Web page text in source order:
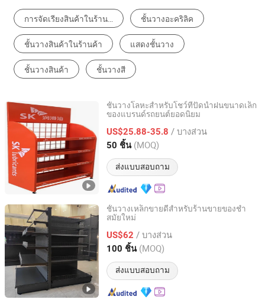
ชั้นวางสินค้าในซูเปอร์มาร์เก็ต ชั้นวางสำหรับโชว์สินค้า
ขาตั้งแบนเนอร์ ชั้นวางของในครัว
ชั้นวางของติดผนัง
ชั้นวางโลหะสำหรับโชว์ที่ปัดน้ำฝนขนาดเล็ก
ของแบรนด์รถยนต์ยอดนิยม
US$25.88-35.8 / บางส่วน
50 ชิ้น (MOQ)
ส่งแบบสอบถาม
Changshu Yiyang Commercial Equipment Co., Ltd.
Jiangsu, China อัตราจาก 2009
ชั้นวางเหล็กขายดีสำหรับร้านขายของชำ
สมัยใหม่
US$62 / บางส่วน
100 ชิ้น (MOQ)
ส่งแบบสอบถาม
Changshu Yiyang Commercial Equipment Co., Ltd.
Jiangsu, China อัตราจาก 2009